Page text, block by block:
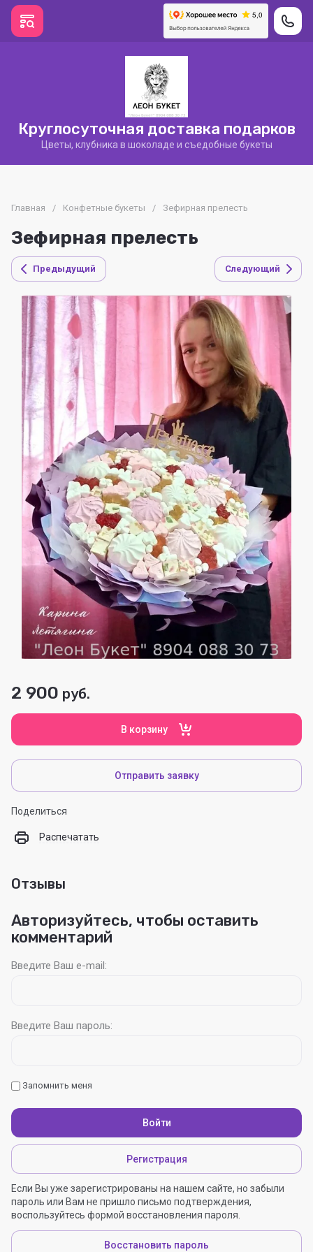
Круглосуточная доставка подарков
Цветы, клубника в шоколаде и съедобные букеты
Главная / Конфетные букеты / Зефирная прелесть
Зефирная прелесть
Предыдущий Следующий
2 900 руб.
В корзину
Отправить заявку
Поделиться
Распечатать
Отзывы
Авторизуйтесь, чтобы оставить
комментарий
Введите Ваш e-mail:
Введите Ваш пароль:
Запомнить меня
Войти
Регистрация
Если Вы уже зарегистрированы на нашем сайте, но забыли
пароль или Вам не пришло письмо подтверждения,
воспользуйтесь формой восстановления пароля.
Восстановить пароль